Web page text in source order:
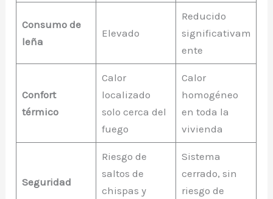
Consumo de
leña
Elevado
Reducido
significativam
ente
Confort
térmico
Calor
localizado
solo cerca del
fuego
Calor
homogéneo
en toda la
vivienda
Seguridad
Riesgo de
saltos de
chispas y
Sistema
cerrado, sin
riesgo de